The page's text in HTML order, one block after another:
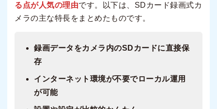
る点が人気の理由です。以下は、SDカード録画式カ
メラの主な特長をまとめたものです。
録画データをカメラ内のSDカードに直接保
存
インターネット環境が不要でローカル運用
が可能